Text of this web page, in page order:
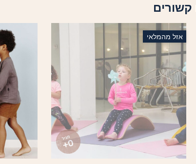
קשורים
אזל מהמלאי